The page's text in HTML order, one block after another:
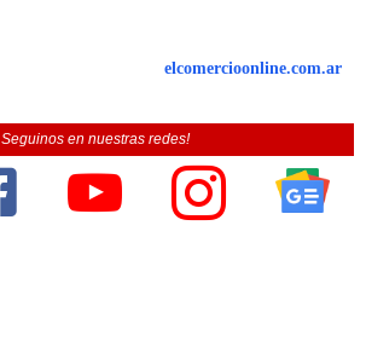
elcomercioonline.com.ar
Seguinos en nuestras redes!